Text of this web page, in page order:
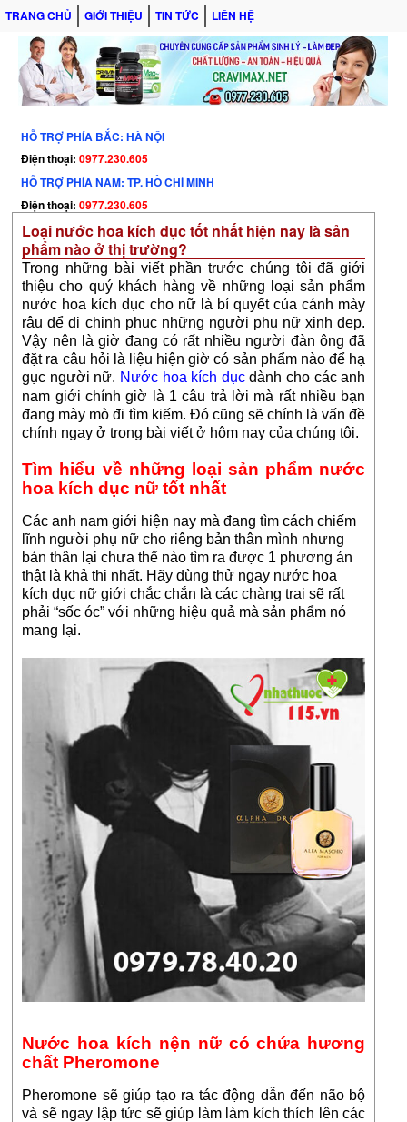
TRANG CHỦ GIỚI THIỆU TIN TỨC LIÊN HỆ
HỖ TRỢ PHÍA BẮC: HÀ NỘI
Điện thoại: 0977.230.605
HỖ TRỢ PHÍA NAM: TP. HỒ CHÍ MINH
Điện thoại: 0977.230.605
Loại nước hoa kích dục tốt nhất hiện nay là sản
phẩm nào ở thị trường?
Trong những bài viết phần trước chúng tôi đã giới
thiệu cho quý khách hàng về những loại sản phẩm
nước hoa kích dục cho nữ là bí quyết của cánh mày
râu để đi chinh phục những người phụ nữ xinh đẹp.
Vậy nên là giờ đang có rất nhiều người đàn ông đã
đặt ra câu hỏi là liệu hiện giờ có sản phẩm nào để hạ
gục người nữ. Nước hoa kích dụcdành cho các anh
nam giới chính giờ là 1 câu trả lời mà rất nhiều bạn
đang mày mò đi tìm kiếm. Đó cũng sẽ chính là vấn đề
chính ngay ở trong bài viết ở hôm nay của chúng tôi.
Tìm hiểu về những loại sản phẩm nước
hoa kích dục nữ tốt nhất
Các anh nam giới hiện nay mà đang tìm cách chiếm
lĩnh người phụ nữ cho riêng bản thân mình nhưng
bản thân lại chưa thể nào tìm ra được 1 phương án
thật là khả thi nhất. Hãy dùng thử ngay nước hoa
kích dục nữ giới chắc chắn là các chàng trai sẽ rất
phải “sốc óc” với những hiệu quả mà sản phẩm nó
mang lại.
Nước hoa kích nện nữ có chứa hương
chất Pheromone
Pheromone sẽ giúp tạo ra tác động dẫn đến não bộ
và sẽ ngay lập tức sẽ giúp làm làm kích thích lên các